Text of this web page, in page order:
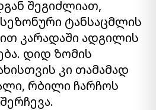
შეგიძლიათ,
ტანსაცმლის
კარადაში ადგილის
დიდ ზომის
კი თამამად
რბილი ჩარჩოს